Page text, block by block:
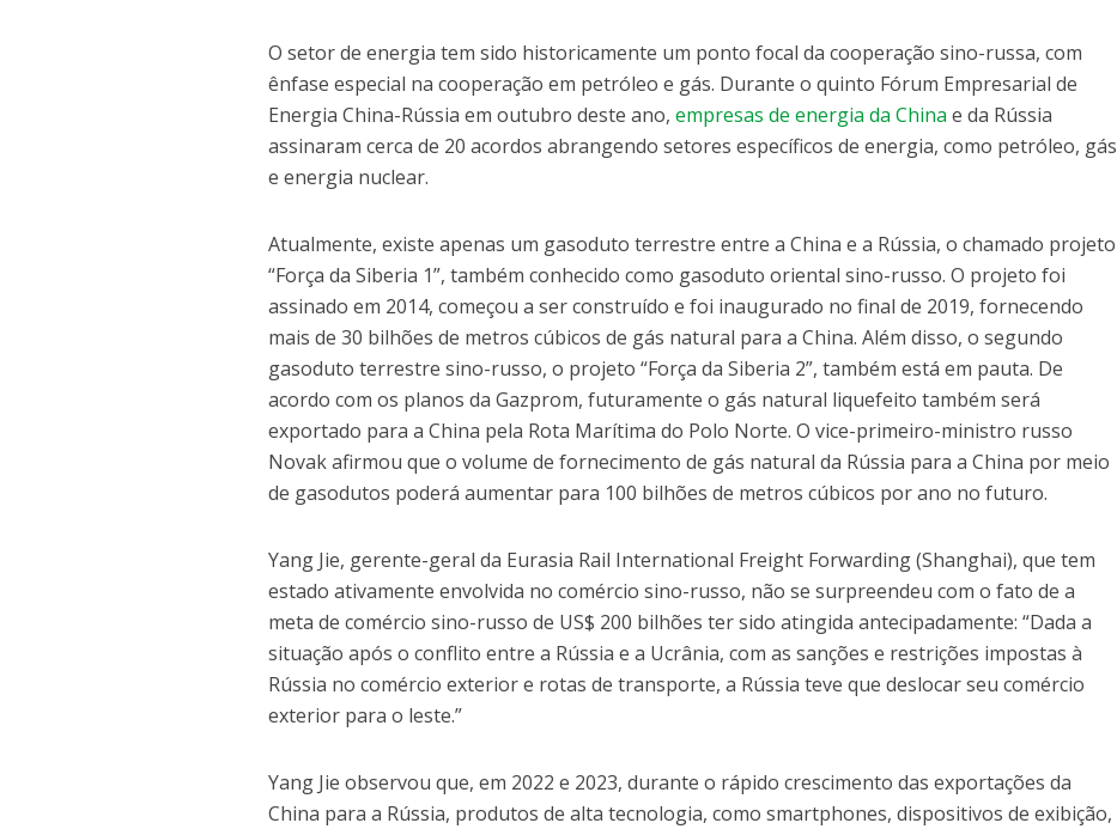
O setor de energia tem sido historicamente um ponto focal da cooperação sino-russa, com
ênfase especial na cooperação em petróleo e gás. Durante o quinto Fórum Empresarial de
Energia China-Rússia em outubro deste ano,empresas de energia da China e da Rússia
assinaram cerca de 20 acordos abrangendo setores específicos de energia, como petróleo, gás
e energia nuclear.
Atualmente, existe apenas um gasoduto terrestre entre a China e a Rússia, o chamado projeto
“Força da Siberia 1”, também conhecido como gasoduto oriental sino-russo. O projeto foi
assinado em 2014, começou a ser construído e foi inaugurado no final de 2019, fornecendo
mais de 30 bilhões de metros cúbicos de gás natural para a China. Além disso, o segundo
gasoduto terrestre sino-russo, o projeto “Força da Siberia 2”, também está em pauta. De
acordo com os planos da Gazprom, futuramente o gás natural liquefeito também será
exportado para a China pela Rota Marítima do Polo Norte. O vice-primeiro-ministro russo
Novak afirmou que o volume de fornecimento de gás natural da Rússia para a China por meio
de gasodutos poderá aumentar para 100 bilhões de metros cúbicos por ano no futuro.
Yang Jie, gerente-geral da Eurasia Rail International Freight Forwarding (Shanghai), que tem
estado ativamente envolvida no comércio sino-russo, não se surpreendeu com o fato de a
meta de comércio sino-russo de US$ 200 bilhões ter sido atingida antecipadamente: “Dada a
situação após o conflito entre a Rússia e a Ucrânia, com as sanções e restrições impostas à
Rússia no comércio exterior e rotas de transporte, a Rússia teve que deslocar seu comércio
exterior para o leste.”
Yang Jie observou que, em 2022 e 2023, durante o rápido crescimento das exportações da
China para a Rússia, produtos de alta tecnologia, como smartphones, dispositivos de exibição,